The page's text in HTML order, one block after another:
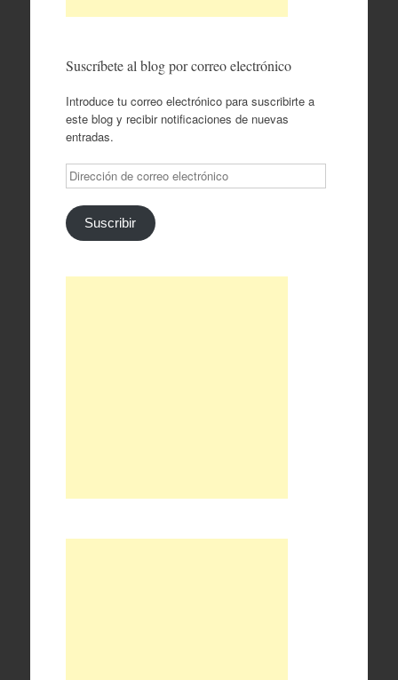
Suscríbete al blog por correo electrónico
Introduce tu correo electrónico para suscribirte a
este blog y recibir notificaciones de nuevas
entradas.
Dirección
de
correo
electrónico
Suscribir